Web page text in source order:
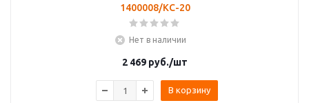
1400008/КС-20
Нет в наличии
2 469 руб./шт
В корзину